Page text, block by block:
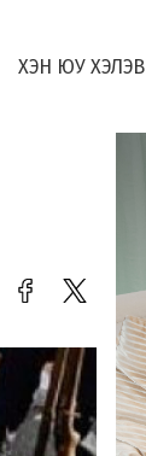
ХЭН ЮУ ХЭЛЭВ